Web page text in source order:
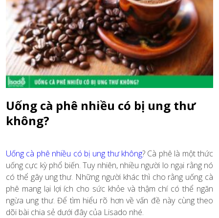
Uống cà phê nhiều có bị ung thư
không?
Uống cà phê nhiều có bị ung thư không? Cà phê là một thức
uống cực kỳ phổ biến. Tuy nhiên, nhiều người lo ngại rằng nó
có thể gây ung thư. Những người khác thì cho rằng uống cà
phê mang lại lợi ích cho sức khỏe và thậm chí có thể ngăn
ngừa ung thư. Để tìm hiểu rõ hơn về vấn đề này cùng theo
dõi bài chia sẻ dưới đây của Lisado nhé.